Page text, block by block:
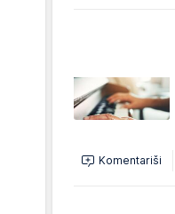
Komentariši